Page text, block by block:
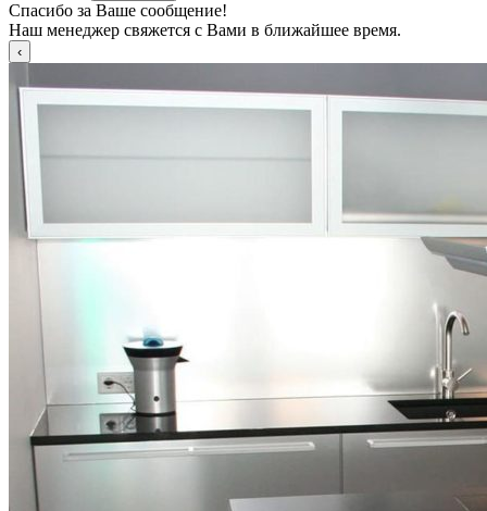
Спасибо за Ваше сообщение!
Наш менеджер свяжется с Вами в ближайшее время.